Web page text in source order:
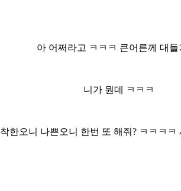
아 어쩌라고 ㅋㅋㅋ 큰어른께 대들
니가 뭔데 ㅋㅋㅋ
착한오니 나쁜오니 한번 또 해줘? ㅋㅋㅋㅋ